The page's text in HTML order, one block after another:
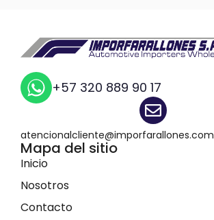
+57 320 889 90 17
atencionalcliente@imporfarallones.com
Mapa del sitio
Inicio
Nosotros
Contacto